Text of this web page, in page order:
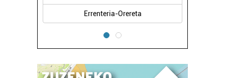
Errenteria-Orereta